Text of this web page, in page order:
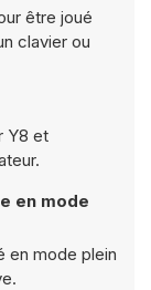
être joué
clavier ou
Y8 et
en mode
en mode plein